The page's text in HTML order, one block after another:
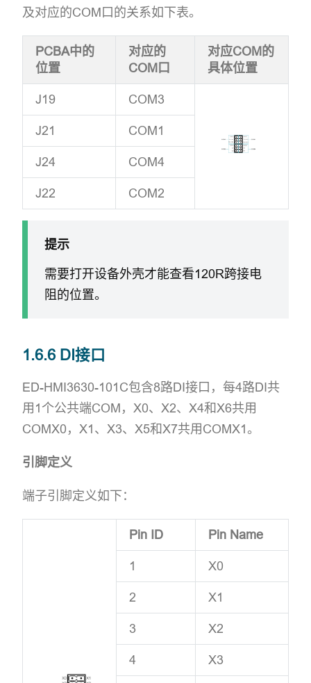
及对应的COM口的关系如下表。
PCBA中的
位置
对应的
COM口
对应COM的
具体位置
J19 COM3
J21 COM1
J24 COM4
J22 COM2
提示
需要打开设备外壳才能查看120R跨接电
阻的位置。
1.6.6 DI接口
ED-HMI3630-101C包含8路DI接口，每4路DI共
用1个公共端COM，X0、X2、X4和X6共用
COMX0，X1、X3、X5和X7共用COMX1。
引脚定义
端子引脚定义如下：
Pin ID Pin Name
1 X0
2 X1
3 X2
4 X3